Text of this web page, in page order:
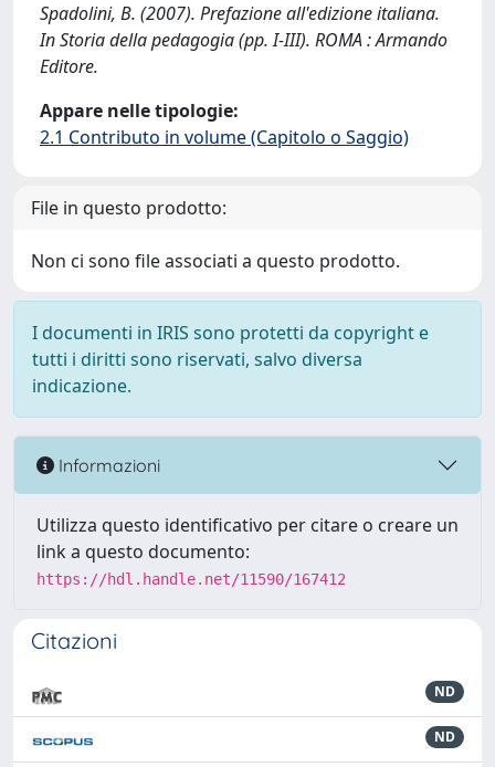
Spadolini, B. (2007). Prefazione all'edizione italiana.
In Storia della pedagogia (pp. I-III). ROMA : Armando
Editore.
Appare nelle tipologie:
2.1 Contributo in volume (Capitolo o Saggio)
File in questo prodotto:
Non ci sono file associati a questo prodotto.
I documenti in IRIS sono protetti da copyright e
tutti i diritti sono riservati, salvo diversa
indicazione.
Informazioni
Utilizza questo identificativo per citare o creare un
link a questo documento:
https://hdl.handle.net/11590/167412
Citazioni
ND
ND